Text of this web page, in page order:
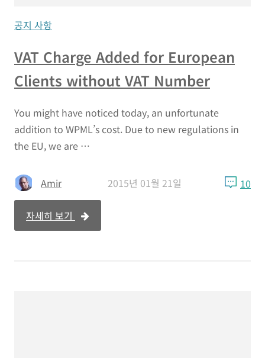
공지 사항
VAT Charge Added for European
Clients without VAT Number
You might have noticed today, an unfortunate
addition to WPML’s cost. Due to new regulations in
the EU, we are …
Amir 2015년 01월 21일 10
자세히 보기